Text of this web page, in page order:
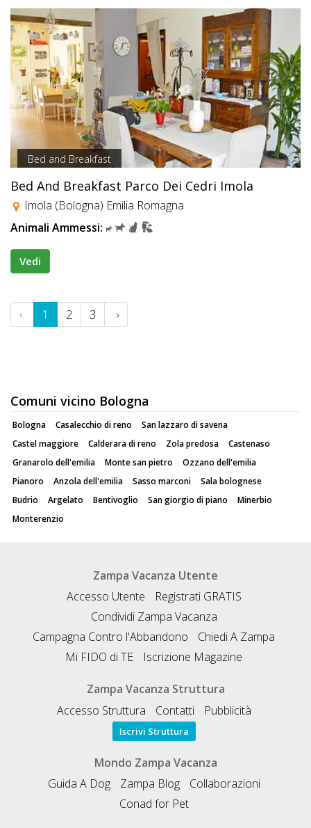
Bed and Breakfast
Bed And Breakfast Parco Dei Cedri Imola
Imola (Bologna) Emilia Romagna
Animali Ammessi:
Vedi
‹ 1 2 3 ›
Comuni vicino Bologna
Bologna Casalecchio di reno
San lazzaro di savena
Castel maggiore
Calderara di reno Zola predosa
Castenaso
Granarolo dell'emilia
Monte san pietro
Ozzano dell'emilia
Pianoro
Anzola dell'emilia Sasso marconi
Sala bolognese
Budrio
Argelato Bentivoglio San giorgio di piano
Minerbio
Monterenzio
Zampa Vacanza Utente
Accesso Utente
Registrati GRATIS
Condividi Zampa Vacanza
Campagna Contro l'Abbandono
Chiedi A Zampa
Mi FIDO di TE
Iscrizione Magazine
Zampa Vacanza Struttura
Accesso Struttura
Contatti Pubblicità
Iscrivi Struttura
Mondo Zampa Vacanza
Guida A Dog
Zampa Blog
Collaborazioni
Conad for Pet